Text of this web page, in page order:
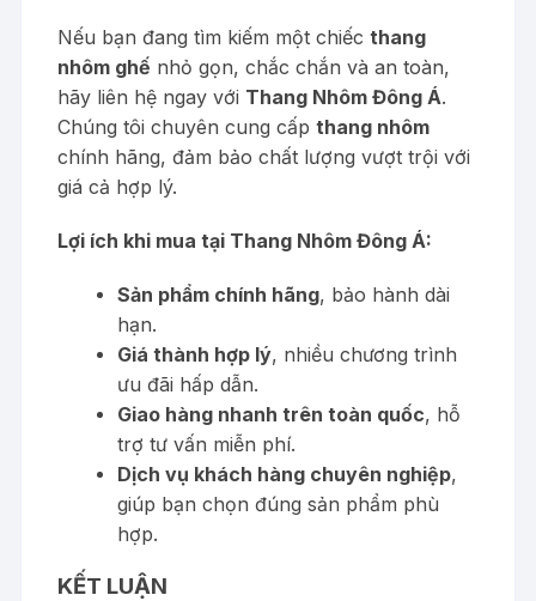
Nếu bạn đang tìm kiếm một chiếcthang
nhôm ghế nhỏ gọn, chắc chắn và an toàn,
hãy liên hệ ngay với Thang Nhôm Đông Á.
Chúng tôi chuyên cung cấpthang nhôm
chính hãng, đảm bảo chất lượng vượt trội với
giá cả hợp lý.
Lợi ích khi mua tại Thang Nhôm Đông Á:
Sản phẩm chính hãng, bảo hành dài
hạn.
Giá thành hợp lý, nhiều chương trình
ưu đãi hấp dẫn.
Giao hàng nhanh trên toàn quốc, hỗ
trợ tư vấn miễn phí.
Dịch vụ khách hàng chuyên nghiệp,
giúp bạn chọn đúng sản phẩm phù
hợp.
KẾT LUẬN